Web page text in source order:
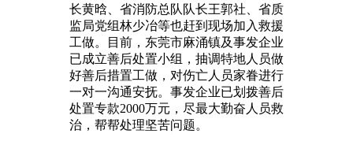
长黄晗、省消防总队队长王郭社、省质
监局党组林少冶等也赶到现场加入救援
工做。目前，东莞市麻涌镇及事发企业
已成立善后处置小组，抽调特地人员做
好善后措置工做，对伤亡人员家眷进行
一对一沟通安抚。事发企业已划拨善后
处置专款2000万元，尽最大勤奋人员救
治，帮帮处理坚苦问题。